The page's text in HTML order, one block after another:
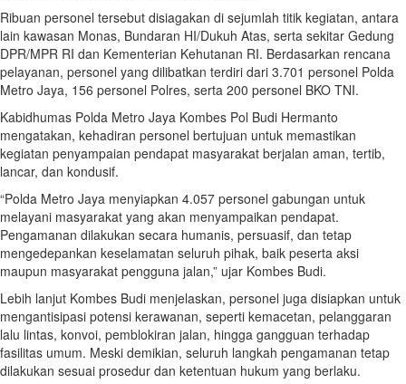
Ribuan personel tersebut disiagakan di sejumlah titik kegiatan, antara
lain kawasan Monas, Bundaran HI/Dukuh Atas, serta sekitar Gedung
DPR/MPR RI dan Kementerian Kehutanan RI. Berdasarkan rencana
pelayanan, personel yang dilibatkan terdiri dari 3.701 personel Polda
Metro Jaya, 156 personel Polres, serta 200 personel BKO TNI.
Kabidhumas Polda Metro Jaya Kombes Pol Budi Hermanto
mengatakan, kehadiran personel bertujuan untuk memastikan
kegiatan penyampaian pendapat masyarakat berjalan aman, tertib,
lancar, dan kondusif.
“Polda Metro Jaya menyiapkan 4.057 personel gabungan untuk
melayani masyarakat yang akan menyampaikan pendapat.
Pengamanan dilakukan secara humanis, persuasif, dan tetap
mengedepankan keselamatan seluruh pihak, baik peserta aksi
maupun masyarakat pengguna jalan,” ujar Kombes Budi.
Lebih lanjut Kombes Budi menjelaskan, personel juga disiapkan untuk
mengantisipasi potensi kerawanan, seperti kemacetan, pelanggaran
lalu lintas, konvoi, pemblokiran jalan, hingga gangguan terhadap
fasilitas umum. Meski demikian, seluruh langkah pengamanan tetap
dilakukan sesuai prosedur dan ketentuan hukum yang berlaku.